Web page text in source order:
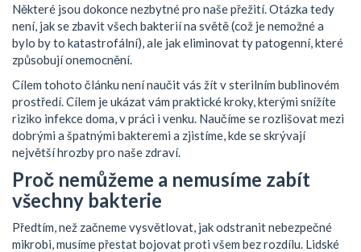
Některé jsou dokonce nezbytné pro naše přežití. Otázka tedy
není, jak se zbavit všech bakterií na světě (což je nemožné a
bylo by to katastrofální), ale jak eliminovat ty patogenní, které
způsobují onemocnění.
Cílem tohoto článku není naučit vás žít v sterilním bublinovém
prostředí. Cílem je ukázat vám praktické kroky, kterými snížíte
riziko infekce doma, v práci i venku. Naučíme se rozlišovat mezi
dobrými a špatnými bakteremi a zjistíme, kde se skrývají
největší hrozby pro naše zdraví.
Proč nemůžeme a nemusíme zabít
všechny bakterie
Předtím, než začneme vysvětlovat, jak odstranit nebezpečné
mikrobi, musíme přestat bojovat proti všem bez rozdílu. Lidské